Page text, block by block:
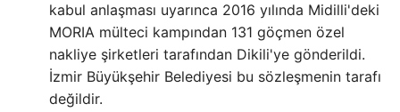
kabul anlaşması uyarınca 2016 yılında Midilli'deki
MORIA mülteci kampından 131 göçmen özel
nakliye şirketleri tarafından Dikili'ye gönderildi.
İzmir Büyükşehir Belediyesi bu sözleşmenin tarafı
değildir.